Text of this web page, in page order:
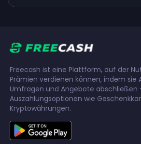
Freecash ist eine Plattform, auf der
Prämien verdienen können, indem sie
Umfragen und Angebote abschließen
Auszahlungsoptionen wie
Kryptowährungen.